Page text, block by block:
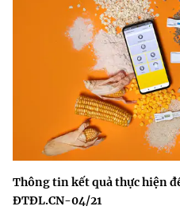
Thông tin kết quả thực hiện
ĐTĐL.CN-04/21